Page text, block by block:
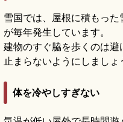
雪国では、屋根に積もっ
が毎年発生しています。
建物のすぐ脇を歩くのは
止まらないようにしましょ
体を冷やしすぎない